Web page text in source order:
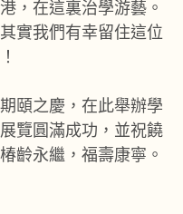
，在這裏治學游藝。
實我們有幸留住這位
頤之慶，在此舉辦學
覽圓滿成功，並祝饒
齡永繼，福壽康寧。